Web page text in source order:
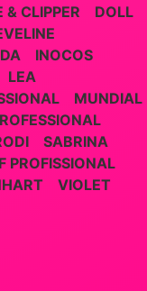
& CLIPPER
DOLL
INOCOS
LEA
MUNDIAL
SABRINA
PROFISSIONAL
VIOLET